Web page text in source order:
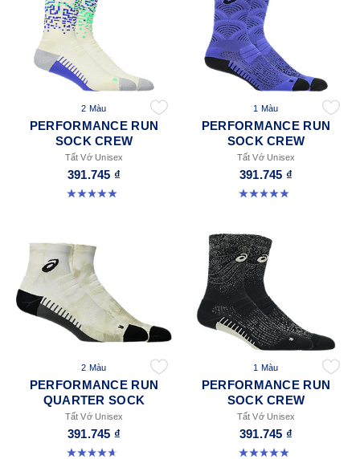
2 Màu
PERFORMANCE RUN
SOCK CREW
Tất Vớ Unisex
391.745 ₫
4.9 trong số 5 sao. 264 đánh giá
1 Màu
PERFORMANCE RUN
SOCK CREW
Tất Vớ Unisex
391.745 ₫
4.9 trong số 5 sao. 158 đánh giá
2 Màu
PERFORMANCE RUN
QUARTER SOCK
Tất Vớ Unisex
391.745 ₫
4.6 trong số 5 sao. 57 đánh giá
1 Màu
PERFORMANCE RUN
SOCK CREW
Tất Vớ Unisex
391.745 ₫
4.9 trong số 5 sao. 16 đánh giá